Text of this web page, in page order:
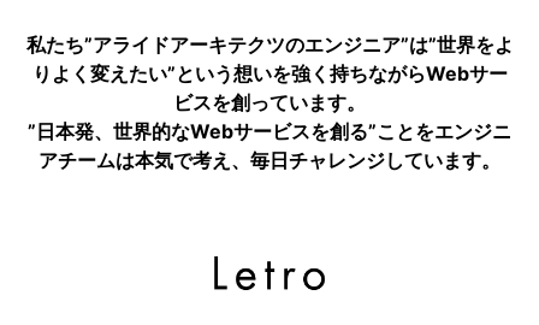
私たち”アライドアーキテクツのエンジニア”は”世界をよ
りよく変えたい”という想いを強く持ちながらWebサー
ビスを創っています。
”日本発、世界的なWebサービスを創る”ことをエンジニ
アチームは本気で考え、毎日チャレンジしています。